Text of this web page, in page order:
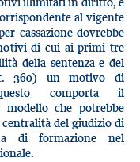
al vigente
cassazione dovrebbe
di cui ai primi tre
della sentenza e del
360) un motivo di
comporta il
che potrebbe
centralità del giudizio di
di formazione nel